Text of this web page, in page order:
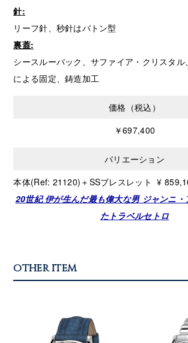
針:
リーフ針、秒針はバトン型
裏蓋:
シースルーバック、サファイア・クリスタ
による固定、鋳造加工
価格（税込）
￥697,400
バリエーション
本体(Ref: 21120)＋SSブレスレット ¥
20世紀 伊が生んだ最も偉大な男 ジャンニ・
たトラベルセトロ
OTHER ITEM